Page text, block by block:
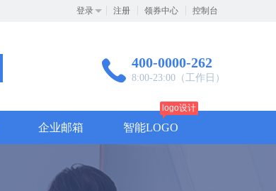
登录 注册 领券中心 控制台
400-0000-262
8:00-23:00（工作日）
企业邮箱 智能LOGO
logo设计